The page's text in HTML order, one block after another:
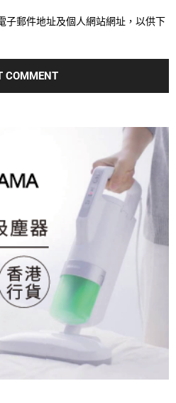
子郵件地址及個人網站網址，以供下